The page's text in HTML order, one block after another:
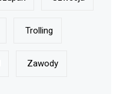
Trolling
Zawody